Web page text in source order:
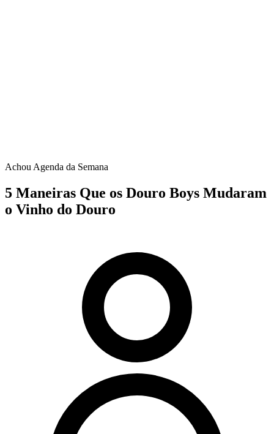
Achou Agenda da Semana
5 Maneiras Que os Douro Boys Mudaram
o Vinho do Douro